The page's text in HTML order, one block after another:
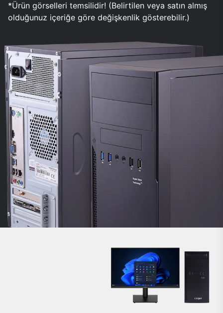
*Ürün görselleri temsilidir! (Belirtilen veya satın almış
olduğunuz içeriğe göre değişkenlik gösterebilir.)